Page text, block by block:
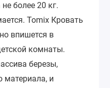
более 20 кг.
Tomix Кровать
впишется в
комнаты.
березы,
материала, и